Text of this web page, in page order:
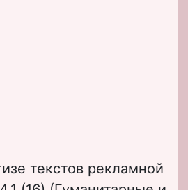
текстов рекламной